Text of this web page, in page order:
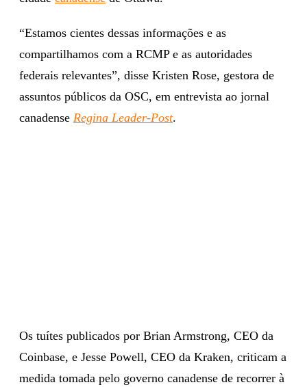
“Estamos cientes dessas informações e as
compartilhamos com a RCMP e as autoridades
federais relevantes”, disse Kristen Rose, gestora de
assuntos públicos da OSC, em entrevista ao jornal
canadense Regina Leader-Post.
Os tuítes publicados por Brian Armstrong, CEO da
Coinbase, e Jesse Powell, CEO da Kraken, criticam a
medida tomada pelo governo canadense de recorrer à